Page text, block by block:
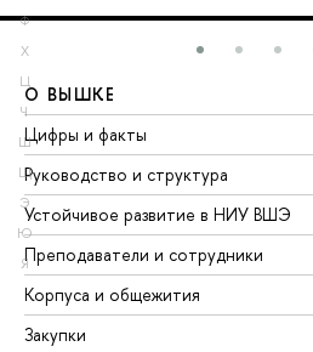
Ф
Х
Ц
Ч
Ш
Щ
Э
Ю
Я
О ВЫШКЕ
Цифры и факты
Руководство и структура
Устойчивое развитие в НИУ ВШЭ
Преподаватели и сотрудники
Корпуса и общежития
Закупки